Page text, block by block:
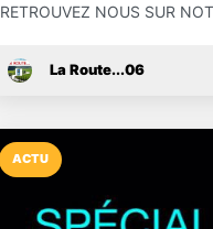
RETROUVEZ NOUS SUR
La Route...06
ACTU